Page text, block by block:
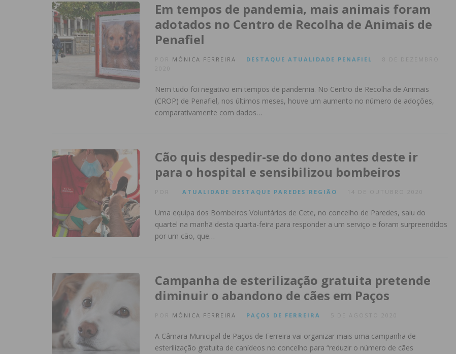
Em tempos de pandemia, mais animais foram
adotados no Centro de Recolha de Animais de
Penafiel
MÓNICA FERREIRA DESTAQUE ATUALIDADE PENAFIEL
Nem tudo foi negativo em tempos de pandemia. No Centro de Recolha de Animais
(CROP) de Penafiel, nos últimos meses, houve um aumento no número de adoções,
comparativamente com dados…
Cão quis despedir-se do dono antes deste ir
para o hospital e sensibilizou bombeiros
ATUALIDADE DESTAQUE PAREDES REGIÃO 14 DE OUTUBRO 2020
Uma equipa dos Bombeiros Voluntários de Cete, no concelho de Paredes, saiu do
quartel na manhã desta quarta-feira para responder a um serviço e foram surpreendidos
por um cão, que…
Campanha de esterilização gratuita pretende
diminuir o abandono de cães em Paços
MÓNICA FERREIRA PAÇOS DE FERREIRA 5 DE AGOSTO 2020
A Câmara Municipal de Paços de Ferreira vai organizar mais uma campanha de
esterilização gratuita de canídeos no concelho para “reduzir o número de cães